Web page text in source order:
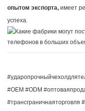
опытом экспорта, имеет
успеха.
#OEM #ODM
#трансграничнаяторговля